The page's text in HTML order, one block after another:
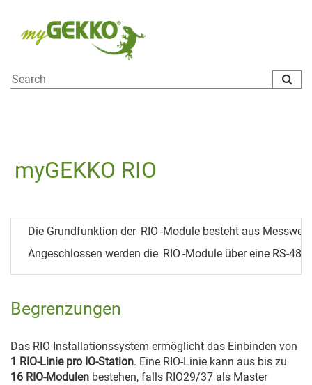
myGEKKO RIO
Die Grundfunktion der RIO -Module besteht aus
Angeschlossen werden die RIO -Module über eine RS-
Begrenzungen
Das RIO Installationssystem ermöglicht das Einbinden von
1 RIO-Linie pro IO-Station. Eine RIO-Linie kann aus bis zu
16 RIO-Modulen bestehen, falls RIO29/37 als Master